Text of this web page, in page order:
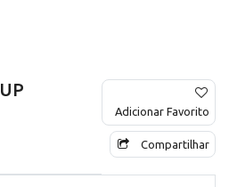
Adicionar Favorito
Compartilhar